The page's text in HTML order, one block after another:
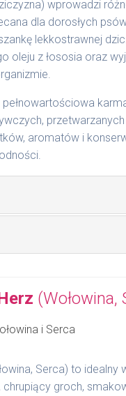
orientacyjnymi.
oraz innych
g/1001 | 400 g/1017 |
wprowadzi
dla dorosłych
lekkostrawnej
oleju z łososia oraz
aromatów i
mięsny, algi, olej z
%
%
%
otwartych
na
g
Serca) to
chrupiący groch,